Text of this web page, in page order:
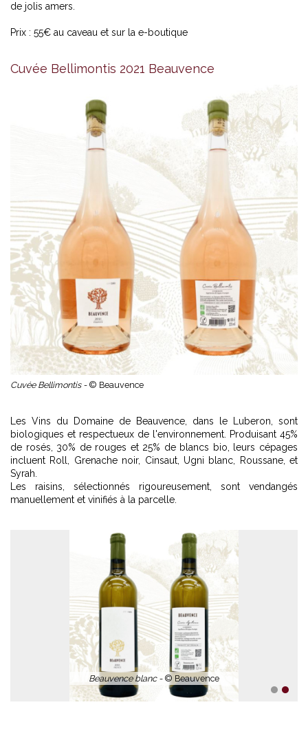
de jolis amers.
Prix : 55€ au caveau et sur la e-boutique
Cuvée Bellimontis 2021 Beauvence
Cuvée Bellimontis - © Beauvence
Les Vins du Domaine de Beauvence, dans le Luberon, sont
biologiques et respectueux de l'environnement. Produisant 45%
de rosés, 30% de rouges et 25% de blancs bio, leurs cépages
incluent Roll, Grenache noir, Cinsaut, Ugni blanc, Roussane, et
Syrah.
Les raisins, sélectionnés rigoureusement, sont vendangés
manuellement et vinifiés à la parcelle.
Beauvence blanc - © Beauvence